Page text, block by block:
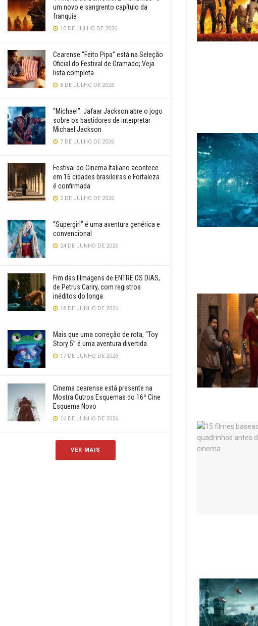
um novo e sangrento capítulo da
franquia
10 DE JULHO DE 2026
Cearense “Feito Pipa” está na Seleção
Oficial do Festival de Gramado; Veja
lista completa
8 DE JULHO DE 2026
“Michael”: Jafaar Jackson abre o jogo
sobre os bastidores de interpretar
Michael Jackson
7 DE JULHO DE 2026
Festival do Cinema Italiano acontece
em 16 cidades brasileiras e Fortaleza
é confirmada
2 DE JULHO DE 2026
“Supergirl” é uma aventura genérica e
convencional
24 DE JUNHO DE 2026
Fim das filmagens de ENTRE OS DIAS,
de Petrus Cariry, com registros
inéditos do longa
18 DE JUNHO DE 2026
Mais que uma correção de rota, “Toy
Story 5” é uma aventura divertida
17 DE JUNHO DE 2026
Cinema cearense está presente na
Mostra Outros Esquemas do 16º Cine
Esquema Novo
16 DE JUNHO DE 2026
VER MAIS